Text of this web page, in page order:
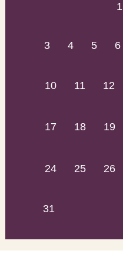
1
3 4 5 6
10 11 12
17 18 19
24 25 26
31